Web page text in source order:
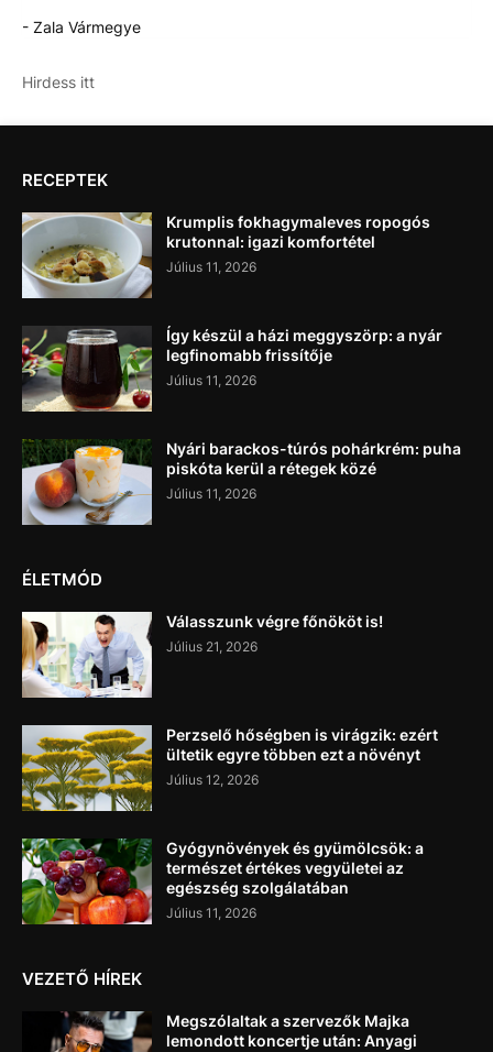
- Zala Vármegye
Hirdess itt
RECEPTEK
Krumplis fokhagymaleves ropogós
krutonnal: igazi komfortétel
Július 11, 2026
Így készül a házi meggyszörp: a nyár
legfinomabb frissítője
Július 11, 2026
Nyári barackos-túrós pohárkrém: puha
piskóta kerül a rétegek közé
Július 11, 2026
ÉLETMÓD
Válasszunk végre főnököt is!
Július 21, 2026
Perzselő hőségben is virágzik: ezért
ültetik egyre többen ezt a növényt
Július 12, 2026
Gyógynövények és gyümölcsök: a
természet értékes vegyületei az
egészség szolgálatában
Július 11, 2026
VEZETŐ HÍREK
Megszólaltak a szervezők Majka
lemondott koncertje után: Anyagi